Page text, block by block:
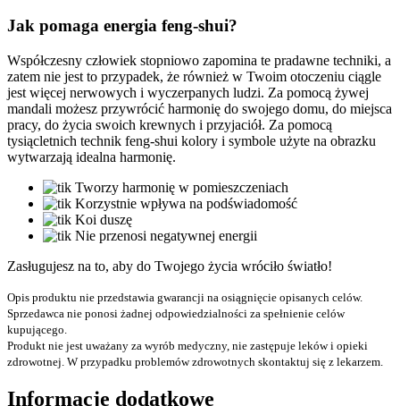
Jak pomaga energia feng-shui?
Współczesny człowiek stopniowo zapomina te pradawne techniki, a
zatem nie jest to przypadek, że również w Twoim otoczeniu ciągle
jest więcej nerwowych i wyczerpanych ludzi. Za pomocą żywej
mandali możesz przywrócić harmonię do swojego domu, do miejsca
pracy, do życia swoich krewnych i przyjaciół. Za pomocą
tysiącletnich technik feng-shui kolory i symbole użyte na obrazku
wytwarzają idealna harmonię.
Tworzy harmonię w pomieszczeniach
Korzystnie wpływa na podświadomość
Koi duszę
Nie przenosi negatywnej energii
Zasługujesz na to, aby do Twojego życia wróciło światło!
Opis produktu nie przedstawia gwarancji na osiągnięcie opisanych celów.
Sprzedawca nie ponosi żadnej odpowiedzialności za spełnienie celów
kupującego.
Produkt nie jest uważany za wyrób medyczny, nie zastępuje leków i opieki
zdrowotnej. W przypadku problemów zdrowotnych skontaktuj się z lekarzem.
Informacje dodatkowe